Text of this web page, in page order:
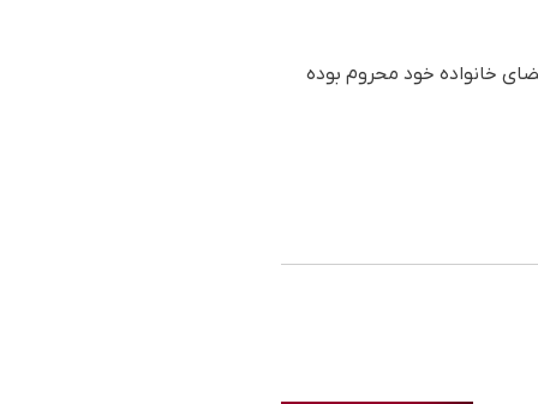
خانواده خود محروم بوده